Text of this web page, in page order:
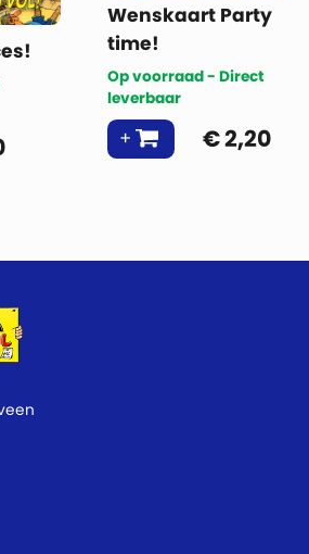
Wenskaart Party
time!
Op voorraad - Direct
leverbaar
€2,20